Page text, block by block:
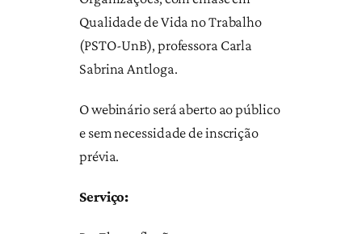
Qualidade de Vida no Trabalho
(PSTO-UnB), professora Carla
Sabrina Antloga.
O webinário será aberto ao público
e sem necessidade de inscrição
prévia.
Serviço: